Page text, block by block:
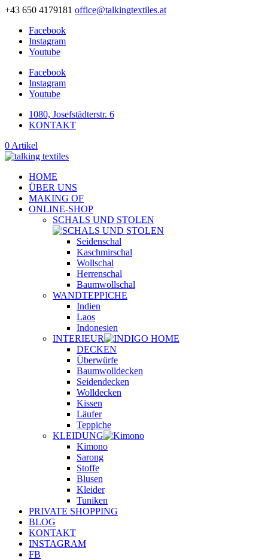
+43 650 4179181 office@talkingtextiles.at
Facebook
Instagram
Youtube
Facebook
Instagram
Youtube
1080, Josefstädterstr. 6
KONTAKT
0 Artikel
HOME
ÜBER UNS
MAKING OF
ONLINE-SHOP
SCHALS UND STOLEN
Seidenschal
Kaschmirschal
Wollschal
Herrenschal
Baumwollschal
WANDTEPPICHE
Indien
Laos
Indonesien
INTERIEUR
DECKEN
Überwürfe
Baumwolldecken
Seidendecken
Wolldecken
Kissen
Läufer
Teppiche
KLEIDUNG
Kimono
Sarong
Stoffe
Blusen
Kleider
Tuniken
PRIVATE SHOPPING
BLOG
KONTAKT
INSTAGRAM
FB